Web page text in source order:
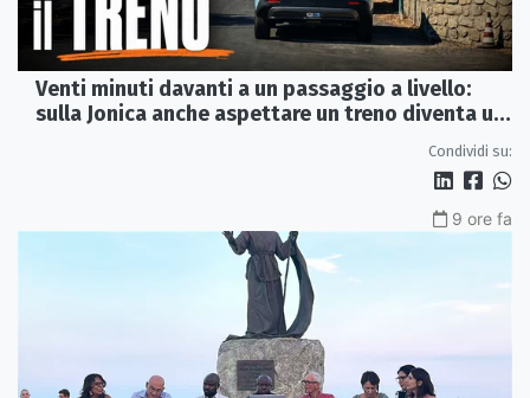
Venti minuti davanti a un passaggio a livello:
sulla Jonica anche aspettare un treno diventa un
Condividi su:
9 ore fa